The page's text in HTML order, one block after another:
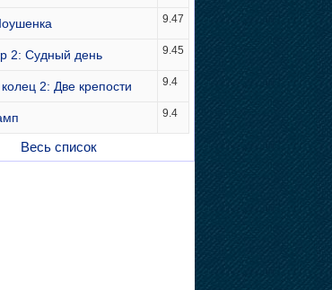
9.47
2: Судный день 9.45
2: Две крепости 9.4
9.4
Весь список